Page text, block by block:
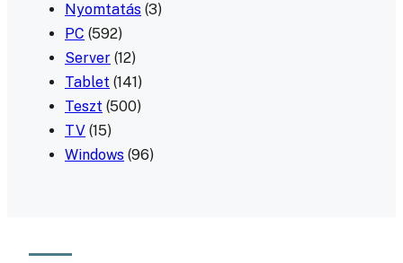
Nyomtatás (3)
PC (592)
Server (12)
Tablet (141)
Teszt (500)
TV (15)
Windows (96)